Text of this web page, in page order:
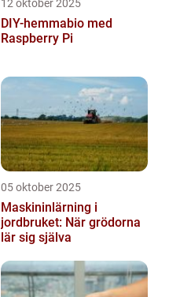
12 oktober 2025
DIY-hemmabio med
Raspberry Pi
05 oktober 2025
Maskininlärning i
jordbruket: När grödorna
lär sig själva